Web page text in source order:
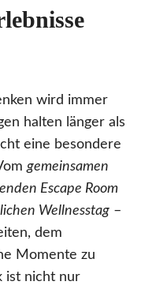
wird immer
halten länger als
eine besondere
gemeinsamen
Escape Room
Wellnesstag –
dem
Momente zu
ist nicht nur